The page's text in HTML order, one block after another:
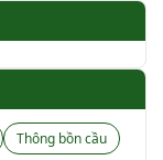
Thông bồn cầu